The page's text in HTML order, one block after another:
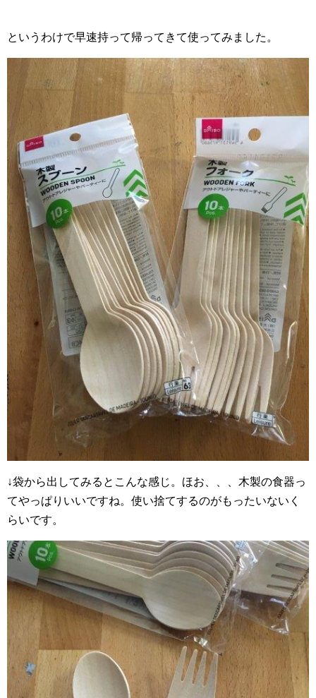
というわけで早速持って帰ってきて使ってみました。
↓袋から出してみるとこんな感じ。ほお、、、木製の食器っ
てやっぱりいいですね。使い捨てするのがもったいないく
らいです。